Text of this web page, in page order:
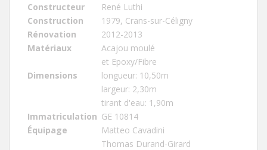
Constructeur
René Luthi
Construction
1979, Crans-sur-Céligny
Rénovation
2012-2013
Matériaux
Acajou moulé
et Epoxy/Fibre
Dimensions
longueur: 10,50m
largeur: 2,30m
tirant d'eau: 1,90m
Immatriculation GE 10814
Équipage
Matteo Cavadini
Thomas Durand-Girard